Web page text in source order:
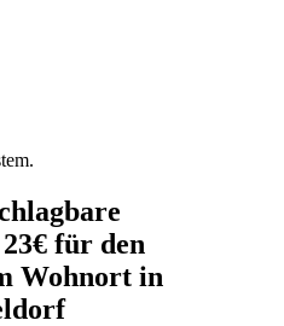
für den
Wohnort in